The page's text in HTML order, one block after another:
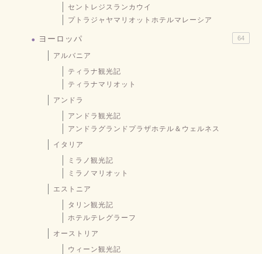
セントレジスランカウイ
プトラジャヤマリオットホテルマレーシア
ヨーロッパ 64
アルバニア
ティラナ観光記
ティラナマリオット
アンドラ
アンドラ観光記
アンドラグランドプラザホテル＆ウェルネス
イタリア
ミラノ観光記
ミラノマリオット
エストニア
タリン観光記
ホテルテレグラーフ
オーストリア
ウィーン観光記